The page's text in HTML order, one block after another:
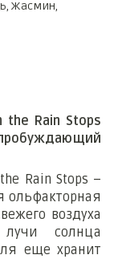
Жасмин,
the Rain Stops
Rain Stops –
ольфакторная
воздуха
солнца
еще хранит